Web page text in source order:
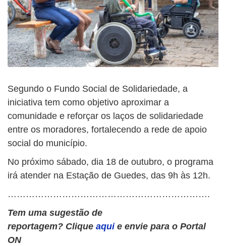
Segundo o Fundo Social de Solidariedade, a
iniciativa tem como objetivo aproximar a
comunidade e reforçar os laços de solidariedade
entre os moradores, fortalecendo a rede de apoio
social do município.
No próximo sábado, dia 18 de outubro, o programa
irá atender na Estação de Guedes, das 9h às 12h.
………………………………………………………….
Tem uma sugestão de
reportagem? Clique aqui e envie para o Portal
ON